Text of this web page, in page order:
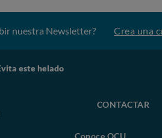
nuestra Newsletter? Crea una
este helado
CONTACTAR